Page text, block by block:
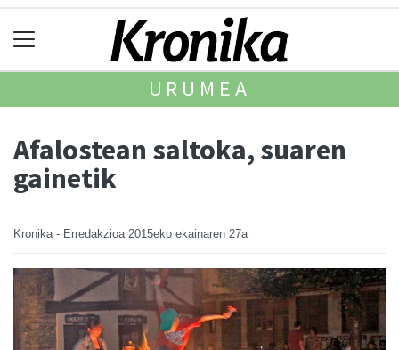
URUMEA
Afalostean saltoka, suaren
gainetik
Kronika - Erredakzioa 2015eko ekainaren 27a